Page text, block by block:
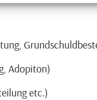
Adopiton)
etc.)